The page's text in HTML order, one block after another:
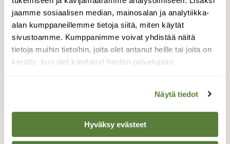
jaamme sosiaalisen median, mainosalan ja analytiikka-
alan kumppaneillemme tietoja siitä, miten käytät
sivustoamme. Kumppanimme voivat yhdistää näitä
tietoja muihin tietoihin, joita olet antanut heille tai joita on
kerätty, kun olet käyttänyt heidän palvelujaan.
Näytä tiedot
Hyväksy evästeet
elämän kolhima
Valokuvaaja: Arja Valtonen, Suomies 18.8.2025